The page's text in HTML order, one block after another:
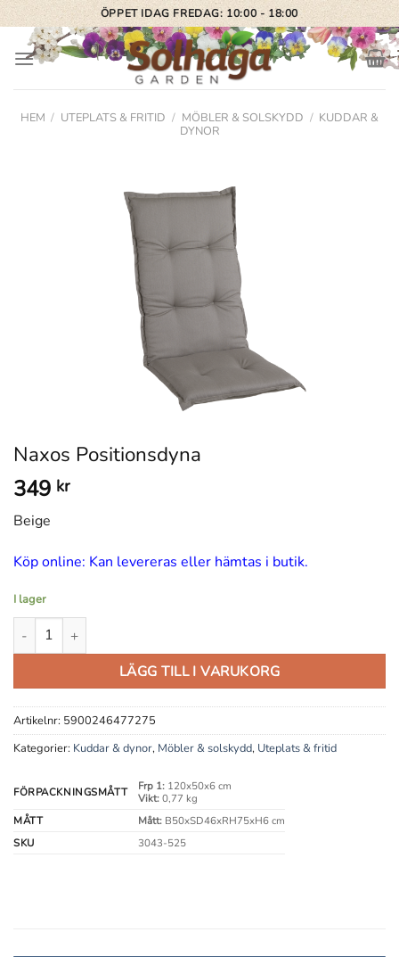
Skip
to
content
ÖPPET IDAG FREDAG: 10:00 - 18:00
HEM / UTEPLATS & FRITID / MÖBLER & SOLSKYDD / KUDDAR &
DYNOR
Naxos Positionsdyna
349 kr
Beige
Köp online: Kan levereras eller hämtas i butik.
I lager
Naxos Positionsdyna mängd
LÄGG TILL I VARUKORG
Artikelnr: 5900246477275
Kategorier: Kuddar & dynor, Möbler & solskydd, Uteplats & fritid
FÖRPACKNINGSMÅTT Frp 1:120x50x6 cm
Vikt:0,77 kg
MÅTT
Mått:B50xSD46xRH75xH6 cm
SKU
3043-525